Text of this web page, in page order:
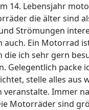
14. Lebensjahr
die älter sind
Strömungen
Ein Motorrad
die ich sehr gern
Gelegentlich packe
stelle alles aus
veranstalte. Immer
Motorräder sind